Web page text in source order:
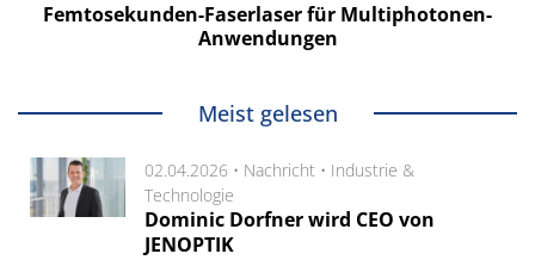
Femtosekunden-Faserlaser für Multiphotonen-
Anwendungen
Meist gelesen
02.04.2026 • Nachricht • Industrie &
Technologie
Dominic Dorfner wird CEO von
JENOPTIK